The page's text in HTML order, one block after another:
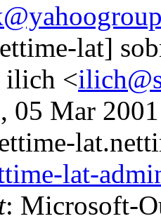
lat]
ilich <
05 Mar
lat-
: Microsoft-